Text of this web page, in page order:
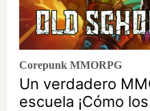
Corepunk MMORPG
Un verdadero
escuela ¡Cómo